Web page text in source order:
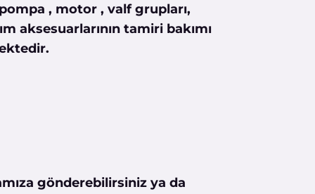
, motor , valf grupları,
aksesuarlarının tamiri bakımı
gönderebilirsiniz ya da